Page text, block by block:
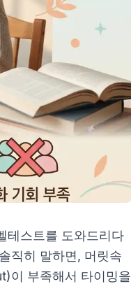
테스트를 도와드리다
직히 말하면, 머릿속
이 부족해서 타이밍을